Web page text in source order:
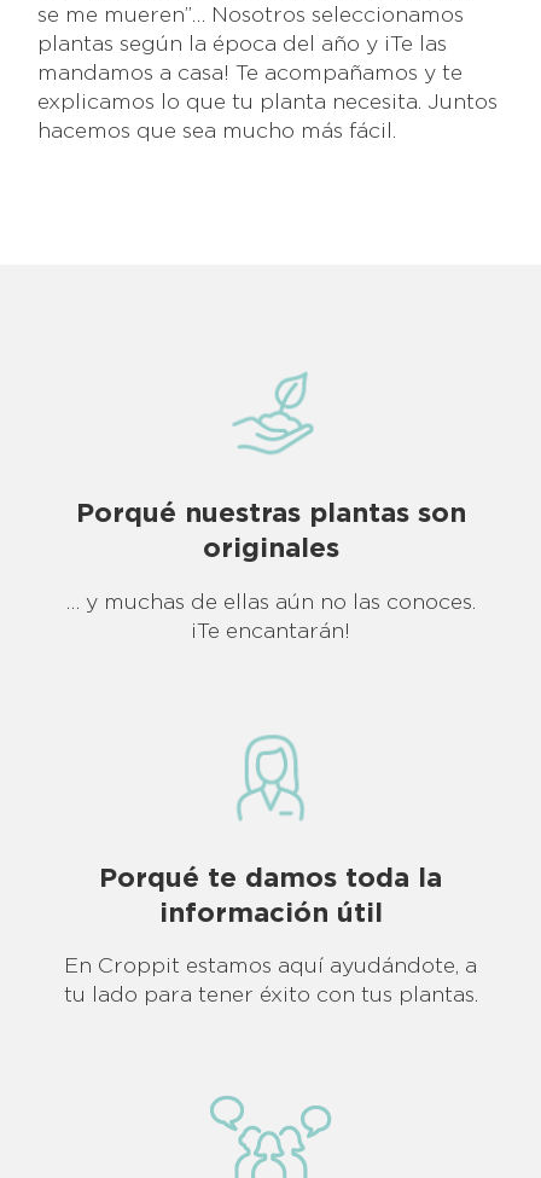
se me mueren”… Nosotros seleccionamos
plantas según la época del año y ¡Te las
mandamos a casa! Te acompañamos y te
explicamos lo que tu planta necesita. Juntos
hacemos que sea mucho más fácil.
Porqué nuestras plantas son
originales
… y muchas de ellas aún no las conoces.
¡Te encantarán!
Porqué te damos toda la
información útil
En Croppit estamos aquí ayudándote, a
tu lado para tener éxito con tus plantas.